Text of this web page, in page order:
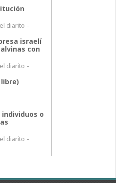
diarito –
israelí
con
diarito –
o
diarito –